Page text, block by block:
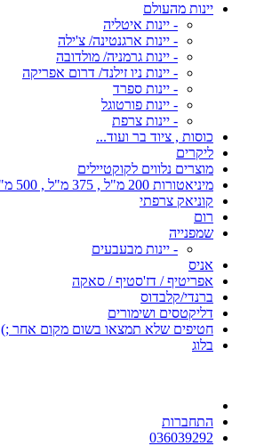
יינות מהעולם
- יינות איטליה
- יינות ארגנטינה/ צ'ילה
- יינות גרמניה/ מולדובה
- יינות ניו זילנד/ דרום אפריקה
- יינות ספרד
- יינות פורטוגל
- יינות צרפת
כוסות , ציוד בר ועוד...
ליקרים
מוצרים נלווים לקוקטיילים
מיניאטורות 200 מ"ל , 375 מ"ל , 500 מ"ל
קוניאק צרפתי
רום
שמפנייה
- יינות מבעבעים
אניס
אפריטיף / דז'סטיף / סאקה
ברנדי/קלבדוס
דליקטסים ושימורים
חטיפים שלא תמצאו בשום מקום אחר ;)
בלוג
התחברות
036039292